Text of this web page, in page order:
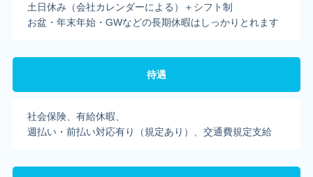
土日休み（会社カレンダーによる）＋シフト制
お盆・年末年始・GWなどの長期休暇はしっかりとれます
待遇
社会保険、有給休暇、
週払い・前払い対応有り（規定あり）、交通費規定支給